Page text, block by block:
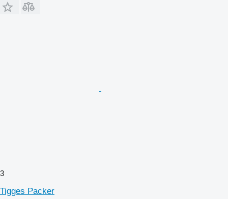
3
Tigges Packer